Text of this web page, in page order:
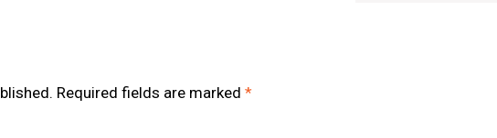
Required fields are marked *